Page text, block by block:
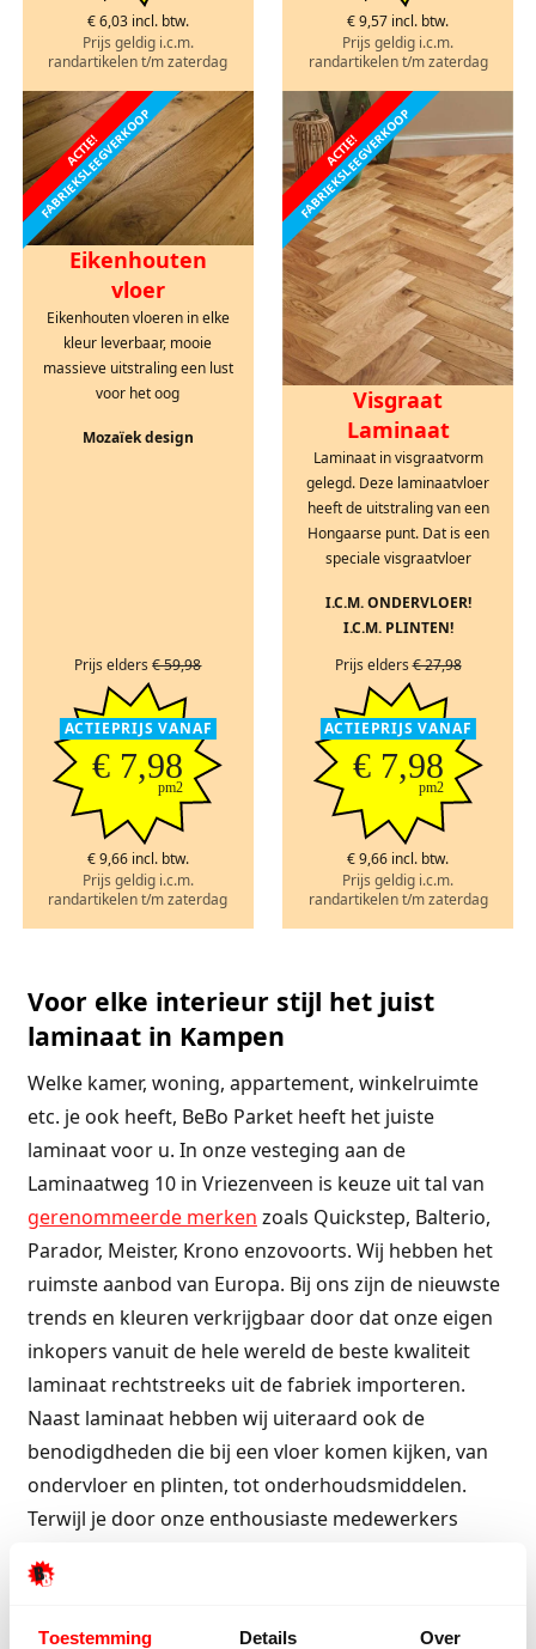
Toestemming Details Over
€ 6,03 incl. btw.
Prijs geldig i.c.m.
randartikelen t/m zaterdag
€ 9,57 incl. btw.
Prijs geldig i.c.m.
randartikelen t/m zaterdag
ACTIE!
FABRIEKSLEEGVERKOOP
Eikenhouten
vloer
Eikenhouten vloeren in elke
kleur leverbaar, mooie
massieve uitstraling een lust
voor het oog
Mozaïek design
Prijs elders€ 59,98
ACTIEPRIJS VANAF
€ 7,98
pm2
€ 9,66 incl. btw.
Prijs geldig i.c.m.
randartikelen t/m zaterdag
ACTIE!
FABRIEKSLEEGVERKOOP
Visgraat
Laminaat
Laminaat in visgraatvorm
gelegd. Deze laminaatvloer
heeft de uitstraling van een
Hongaarse punt. Dat is een
speciale visgraatvloer
I.C.M. ONDERVLOER!
I.C.M. PLINTEN!
Prijs elders€ 27,98
ACTIEPRIJS VANAF
€ 7,98
pm2
€ 9,66 incl. btw.
Prijs geldig i.c.m.
randartikelen t/m zaterdag
Voor elke interieur stijl het juist
laminaat in Kampen
Welke kamer, woning, appartement, winkelruimte
etc. je ook heeft, BeBo Parket heeft het juiste
laminaat voor u. In onze vesteging aan de
Laminaatweg 10 in Vriezenveen is keuze uit tal van
gerenommeerde merken zoals Quickstep, Balterio,
Parador, Meister, Krono enzovoorts. Wij hebben het
ruimste aanbod van Europa. Bij ons zijn de nieuwste
trends en kleuren verkrijgbaar door dat onze eigen
inkopers vanuit de hele wereld de beste kwaliteit
laminaat rechtstreeks uit de fabriek importeren.
Naast laminaat hebben wij uiteraard ook de
benodigdheden die bij een vloer komen kijken, van
ondervloer en plinten, tot onderhoudsmiddelen.
Terwijl je door onze enthousiaste medewerkers
onze catering er in de winkel voor dat je voorziet